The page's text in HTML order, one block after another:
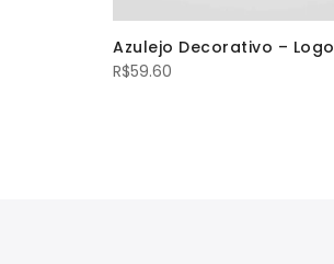
Azulejo Decorativo – Logo
R$59.60